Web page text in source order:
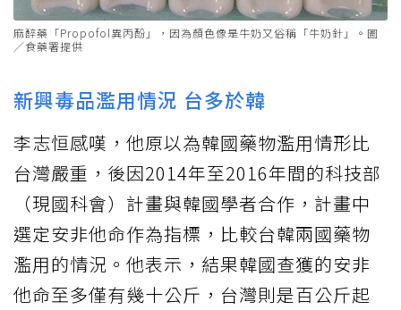
麻醉藥「Propofol異丙酚」，因為顏色像是牛奶又俗稱「牛奶針」。圖
／食藥署提供
新興毒品濫用情況 台多於韓
李志恒感嘆，他原以為韓國藥物濫用情形比
台灣嚴重，後因2014年至2016年間的科技部
（現國科會）計畫與韓國學者合作，計畫中
選定安非他命作為指標，比較台韓兩國藥物
濫用的情況。他表示，結果韓國查獲的安非
他命至多僅有幾十公斤，台灣則是百公斤起